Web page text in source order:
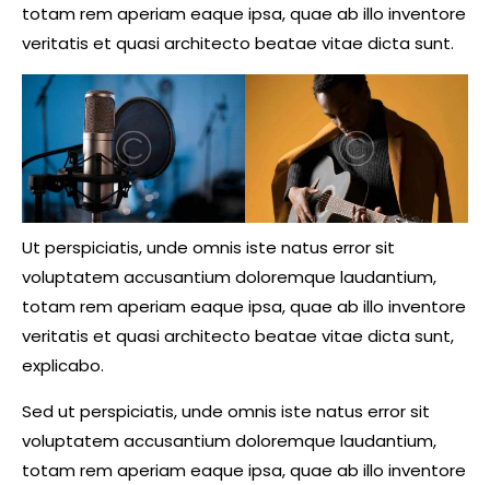
totam rem aperiam eaque ipsa, quae ab illo inventore
veritatis et quasi architecto beatae vitae dicta sunt.
Ut perspiciatis, unde omnis iste natus error sit
voluptatem accusantium doloremque laudantium,
totam rem aperiam eaque ipsa, quae ab illo inventore
veritatis et quasi architecto beatae vitae dicta sunt,
explicabo.
Sed ut perspiciatis, unde omnis iste natus error sit
voluptatem accusantium doloremque laudantium,
totam rem aperiam eaque ipsa, quae ab illo inventore